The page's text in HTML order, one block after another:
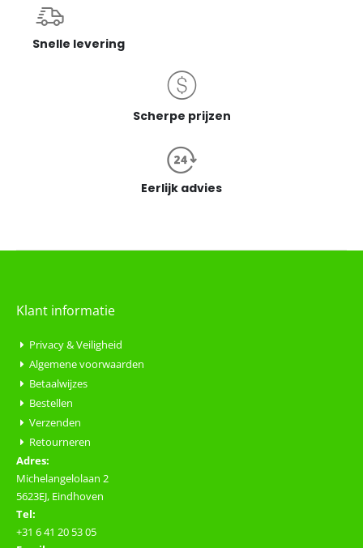
Snelle levering
Scherpe prijzen
Eerlijk advies
Klant informatie
Privacy & Veiligheid
Algemene voorwaarden
Betaalwijzes
Bestellen
Verzenden
Retourneren
Adres:
Michelangelolaan 2
5623EJ, Eindhoven
Tel:
+31 6 41 20 53 05